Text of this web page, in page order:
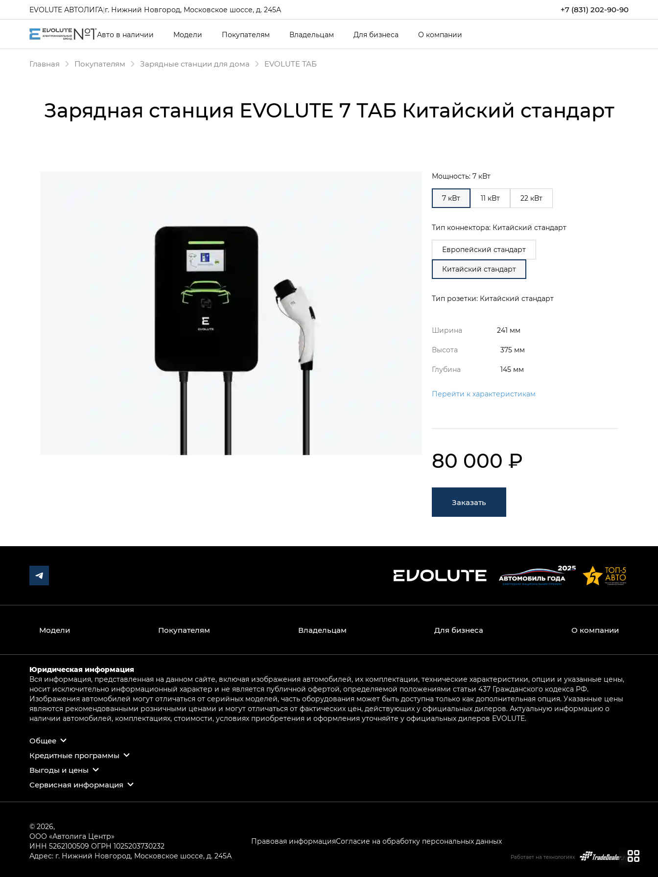
+7 (831) 202-90-90
EVOLUTE АВТОЛИГА|г. Нижний Новгород, Московское шоссе, д. 245А
Авто в наличии Модели Покупателям Владельцам Для бизнеса О компании
Главная Покупателям Зарядные станции для дома EVOLUTE ТАБ
Зарядная станция EVOLUTE 7 ТАБ Китайский стандарт
Мощность: 7 кВт
7 кВт 11 кВт 22 кВт
Тип коннектора: Китайский стандарт
Европейский стандарт
Китайский стандарт
Тип розетки: Китайский стандарт
Ширина 241 мм
Высота 375 мм
Глубина 145 мм
Перейти к характеристикам
80 000 ₽
Заказать
Модели Покупателям Владельцам Для бизнеса О компании
Юридическая информация
Вся информация, представленная на данном сайте, включая изображения автомобилей, их комплектации, технические характеристики, опции и указанные цены,
носит исключительно информационный характер и не является публичной офертой, определяемой положениями статьи 437 Гражданского кодекса РФ.
Изображения автомобилей могут отличаться от серийных моделей, часть оборудования может быть доступна только как дополнительная опция. Указанные цены
являются рекомендованными розничными ценами и могут отличаться от фактических цен, действующих у официальных дилеров. Актуальную информацию о
наличии автомобилей, комплектациях, стоимости, условиях приобретения и оформления уточняйте у официальных дилеров EVOLUTE.
Общее
Кредитные программы
Выгоды и цены
Сервисная информация
© 2026,
ООО «Автолига Центр»
ИНН 5262100509 ОГРН 1025203730232
Адрес: г. Нижний Новгород, Московское шоссе, д. 245А
Правовая информацияСогласие на обработку персональных данных
Работает на технологиях